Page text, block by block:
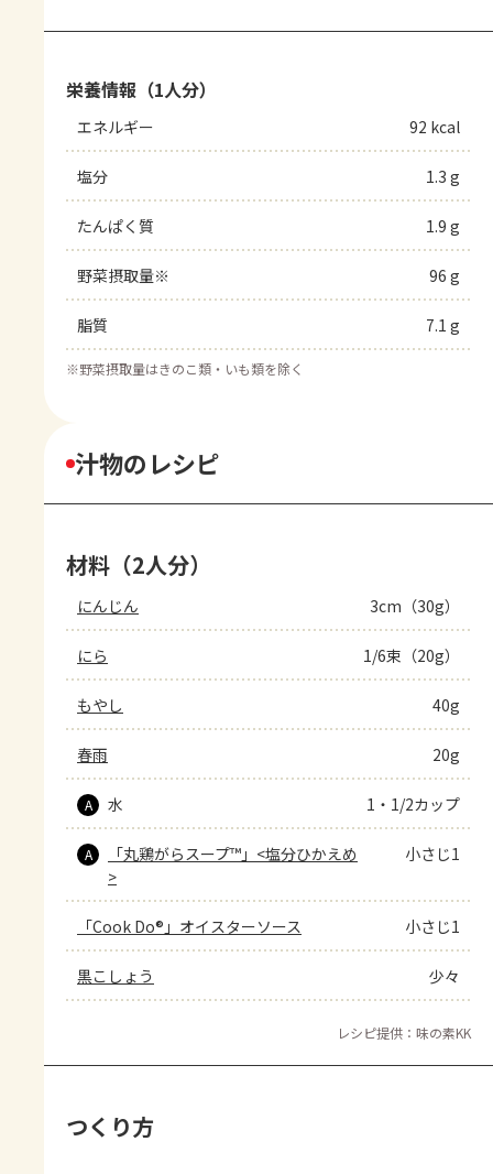
栄養情報（1人分）
エネルギー 92 kcal
塩分 1.3 g
たんぱく質 1.9 g
野菜摂取量※ 96 g
脂質 7.1 g
※野菜摂取量はきのこ類・いも類を除く
汁物のレシピ
材料（2人分）
にんじん 3cm（30g）
にら 1/6束（20g）
もやし 40g
春雨 20g
A 水 1・1/2カップ
A
「丸鶏がらスープ™」<塩分ひかえめ
>
小さじ1
「Cook Do®」オイスターソース 小さじ1
黒こしょう 少々
レシピ提供：味の素KK
つくり方